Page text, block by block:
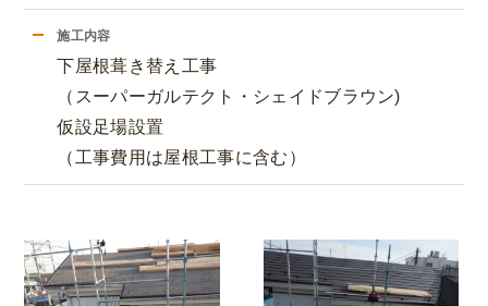
施工内容
下屋根葺き替え工事
（スーパーガルテクト・シェイドブラウン)
仮設足場設置
（工事費用は屋根工事に含む）